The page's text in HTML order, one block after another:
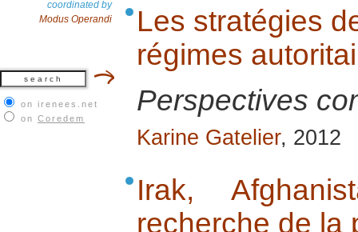
coordinated by
Modus Operandi
on irenees.net
on Coredem
Les stratégies
régimes
Perspectives
Karine Gatelier, 2012
Irak,
recherche de la